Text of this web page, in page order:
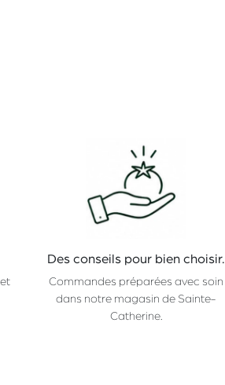
Des conseils pour bien choisir.
Commandes préparées avec soin
dans notre magasin de Sainte-
Catherine.